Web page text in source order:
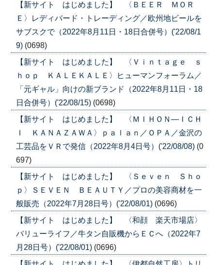
【新サイト はじめました】 〈ＢＥＥＲ ＭＯＲ
Ｅ〉レディバード・トレーディング／欧州地ビールを
サブスクで（2022年8月11日・18日合併号）('22/08/1
9) (0698)
【新サイト はじめました】 〈Ｖｉｎｔａｇｅ ｓ
ｈｏｐ ＫＡＬＥＫＡＬＥ〉ヒューマンフォーラム／
「元ギャル」向けの新ブランド（2022年8月11日・18
日合併号）('22/08/15) (0698)
【新サイト はじめました】 〈ＭＩＨＯＮ―ＩＣＨ
Ｉ ＫＡＮＡＺＡＷＡ〉ｐａｌａｎ／ＯＰＡ／金沢の
工芸品をＶＲで発信（2022年8月4日号）('22/08/08) (0
697)
【新サイト はじめました】 〈Ｓｅｖｅｎ Ｓｈｏ
ｐ〉ＳＥＶＥＮ ＢＥＡＵＴＹ／プロの美容商材を一
般販売（2022年7月28日号）('22/08/01) (0696)
【新サイト はじめました】 〈和顔 楽天市場店〉
バリューライフ／牛タン自販機からＥＣへ（2022年7
月28日号）('22/08/01) (0696)